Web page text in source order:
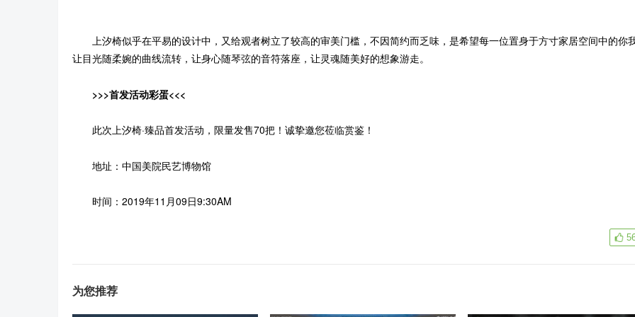
上汐椅似乎在平易的设计中，又给观者树立了较高的审美门槛，不因简约而乏味，是希望每一位置身于方寸家居空间中的你
让目光随柔婉的曲线流转，让身心随琴弦的音符落座，让灵魂随美好的想象游走。
>>>首发活动彩蛋<<<
此次上汐椅·臻品首发活动，限量发售70把！诚挚邀您莅临赏鉴！
地址：中国美院民艺博物馆
时间：2019年11月09日9:30AM
为您推荐